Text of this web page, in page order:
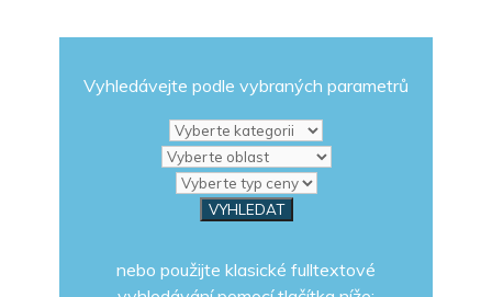
Vyhledávejte podle vybraných parametrů
nebo použijte klasické fulltextové